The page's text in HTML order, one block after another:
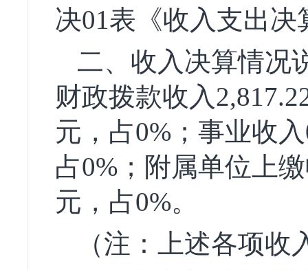
决01表《收入支出决
二、收入决算情
财政拨款收入
元，占0%；事业收
占0%；附属单位上
元，占0%。
（注：上述各项